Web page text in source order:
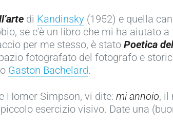
di Kandinsky (1952) e quella
se c’è un libro che mi ha aiutato
per me stesso, è stato Poetica
fotografato del fotografo e
Gaston Bachelard.
Homer Simpson, vi dite: mi annoio, il
esercizio visivo. Date una